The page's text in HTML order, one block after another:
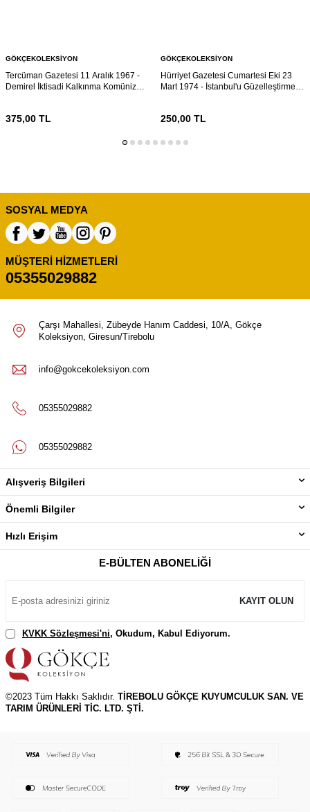
GÖKÇEKOLEKSIYON
Tercüman Gazetesi 11 Aralık 1967 -
Demirel İktisadi Kalkınma Komünizmi
375,00 TL
GÖKÇEKOLEKSIYON
Hürriyet Gazetesi Cumartesi Eki 23
Mart 1974 - İstanbul'u Güzelleştirmek
250,00TL
SOSYAL MEDYA
MÜŞTERI HIZMETLERI
05355029882
Çarşı Mahallesi, Zübeyde Hanım Caddesi, 10/A, Gökçe
Koleksiyon, Giresun/Tirebolu
info@gokcekoleksiyon.com
05355029882
05355029882
Alışveriş Bilgileri
Önemli Bilgiler
Hızlı Erişim
E-BÜLTEN ABONELIĞI
KAYIT OLUN
KVKK Sözleşmesi'ni, Okudum, Kabul Ediyorum.
©2023 Tüm Hakkı Saklıdır. TİREBOLU GÖKÇE KUYUMCULUK SAN. VE
TARIM ÜRÜNLERİ TİC. LTD. ŞTİ.